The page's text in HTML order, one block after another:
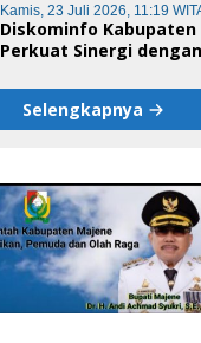
Kamis, 23 Juli 2026, 11:19
Diskominfo Kabupaten
Perkuat Sinergi
Selengkapnya